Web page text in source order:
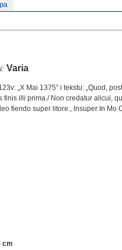
Varia
„X Mai 1375” i tekstu: „Quod,
finis illi prima./ Non credatur alicui,
fiendo super litore., Insuper In Mo
cm